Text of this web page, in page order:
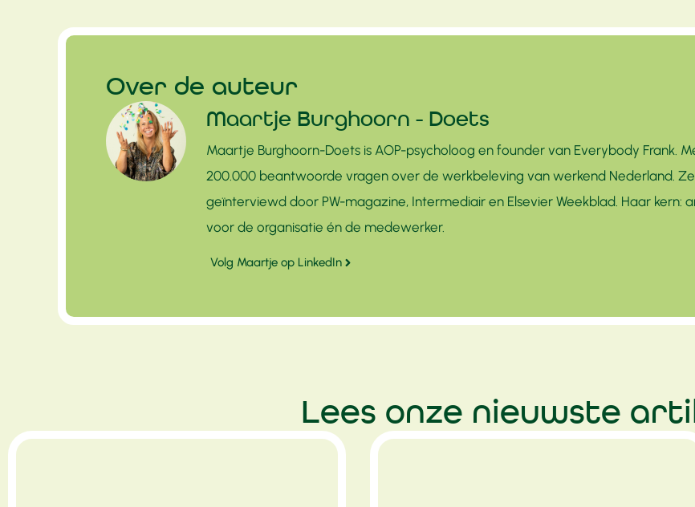
Over de auteur
Maartje Burghoorn - Doets
Maartje Burghoorn-Doets is AOP-psycholoog en founder van Everybody Frank.
200.000 beantwoorde vragen over de werkbeleving van werkend Nederland.
geïnterviewd door PW-magazine, Intermediair en Elsevier Weekblad. Haar
voor de organisatie én de medewerker.
Volg Maartje op LinkedIn
Lees onze nieuwste